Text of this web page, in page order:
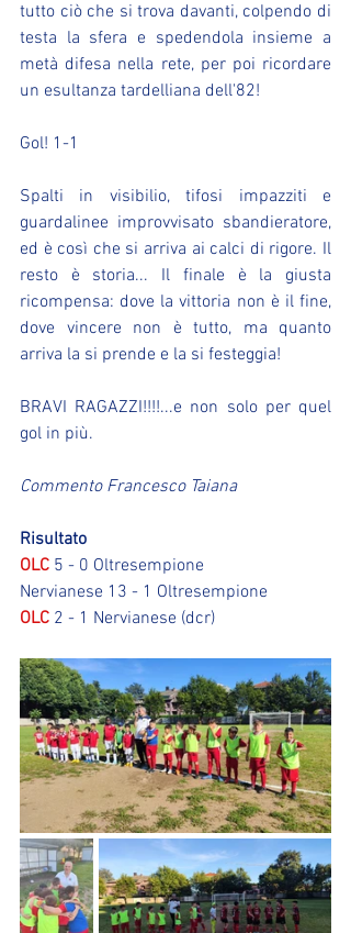
tutto ciò che si trova davanti, colpendo di
testa la sfera e spedendola insieme a
metà difesa nella rete, per poi ricordare
un esultanza tardelliana dell'82!
Gol! 1-1
Spalti in visibilio, tifosi impazziti e
guardalinee improvvisato sbandieratore,
ed è così che si arriva ai calci di rigore. Il
resto è storia... Il finale è la giusta
ricompensa: dove la vittoria non è il fine,
dove vincere non è tutto, ma quanto
arriva la si prende e la si festeggia!
BRAVI RAGAZZI!!!!...e non solo per quel
gol in più.
Commento Francesco Taiana
Risultato
OLC 5 - 0 Oltresempione
Nervianese 13 - 1 Oltresempione
OLC 2 - 1 Nervianese (dcr)